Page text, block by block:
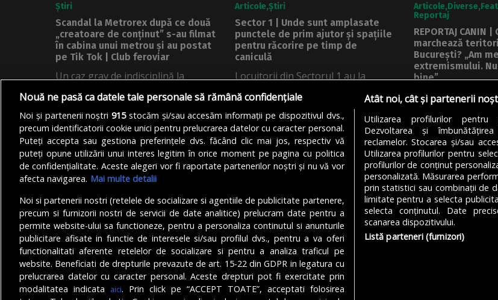
Știri
Scandal la Metrorex după ce două
„creatoare de conținut” s-au filmat
în cabina unui metrou și au postat
pe Tik Tok | Club feroviar
Un caz grav de indisciplină la
Metrorex, care putea avea urmări
grave...
DEREDACȚIA BULETIN DE BUCUREȘTI
05/08/2026
Articole Știri
Sector 1 | Unde sunt amplasate
punctele de prim ajutor și spațiile
pentru răcorire pe timp de
caniculă
Locuitorii din Sectorul 1 au la
dispoziție puncte de prim ajutor,
apă...
DEANDREEA STĂNĂRÎNGĂ 05/08/2026
Articole Diverse
Reportaj
REPORTAJ CANIN
marchează
București? „Am
extremismului.
bine”
Nu știu dacă ați
STARR 05/08/2026
MODIFICĂ SETĂRILE COOKIES
© Copyright 2025 - Buletin de București.
Găzduit dePresslabs.com. Powered by TRS Design.
Nouă ne pasă ca datele tale personale să rămână confidențiale
Noi și partenerii noștri915stocăm și/sau accesăm informații pe dispozitivul dvs.,
precum identificatorii cookie unici pentru prelucrarea datelor cu caracter personal.
Puteți accepta sau gestiona preferințele dvs. făcând clic mai jos, respectiv vă
puteți opune utilizării unui interes legitim în orice moment pe pagina cu politica
de confidențialitate. Aceste alegeri vor fi raportate partenerilor noștri și nu vă vor
afecta navigarea. Mai multe detalii
Noi si partenerii nostri (retelele de socializare si agentiile de publicitate partenere,
precum si furnizorii nostri de servicii de date analitice) prelucram date pentru a
permite website-ului sa functioneze, pentru a personaliza continutul si anunturile
publicitare afisate in functie de interesele si/sau profilul dvs., pentru a va oferi
functionalitati aferente retelelor de socializare si pentru a analiza traficul pe
website. Beneficiati de drepturile prevazute de art. 15-22 din GDPR in legatura cu
prelucrarea datelor cu caracter personal. Aceste drepturi pot fi exercitate prin
modalitatea indicata aici. Prin click pe “ACCEPT TOATE”, acceptati folosirea
Atât noi, cât și partenerii
Utilizarea profilurilor pentru
Dezvoltarea și
reclamelor. Stocarea și/sau
Utilizarea profilurilor pentru
profilurilor de conținut
personalizată. Măsurarea
prin statistici sau combinații de
limitate pentru a selecta
selecta conținutul. Date
scanarea dispozitivului.
Listă parteneri (furnizori)